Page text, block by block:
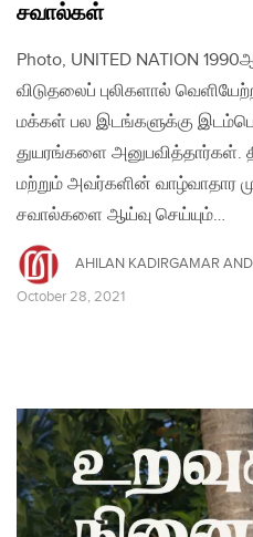
சவால்கள்
Photo, UNITED NATION
விடுதலைப் புலிகளால்
மக்கள் பல இடங்களுக்கு
துயரங்களை அனுபவித்தார்கள்.
மற்றும் அவர்களின் வாழ்வாதார
சவால்களை ஆய்வு செய்யும்…
AHILAN KADIRGAMAR
October 28, 2021